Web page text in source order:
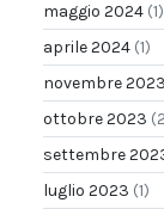
maggio 2024 (1)
aprile 2024 (1)
novembre 2023
ottobre 2023
settembre
luglio 2023 (1)